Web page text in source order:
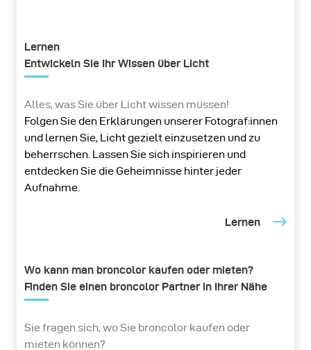
Lernen
Entwickeln Sie Ihr Wissen über Licht
Alles, was Sie über Licht wissen müssen!
Folgen Sie den Erklärungen unserer Fotograf:innen
und lernen Sie, Licht gezielt einzusetzen und zu
beherrschen. Lassen Sie sich inspirieren und
entdecken Sie die Geheimnisse hinter jeder
Aufnahme.
Lernen
Wo kann man broncolor kaufen oder mieten?
Finden Sie einen broncolor Partner in Ihrer Nähe
Sie fragen sich, wo Sie broncolor kaufen oder
mieten können?